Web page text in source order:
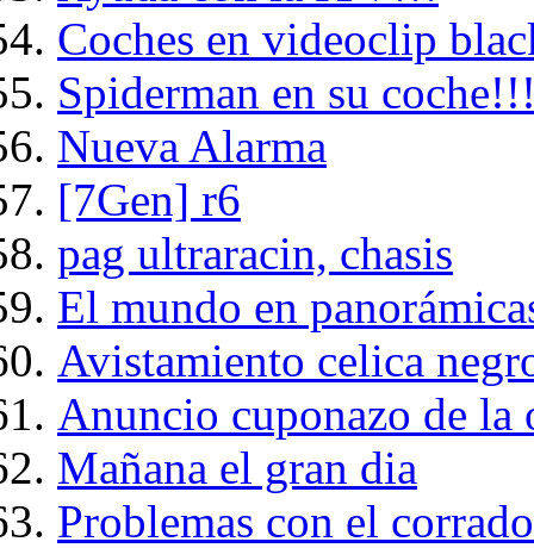
Coches en videoclip
Spiderman en su
Nueva Alarma
[7Gen] r6
pag ultraracin, chasis
El mundo en
Avistamiento celica
Anuncio cuponazo de la
Mañana el gran dia
Problemas con el